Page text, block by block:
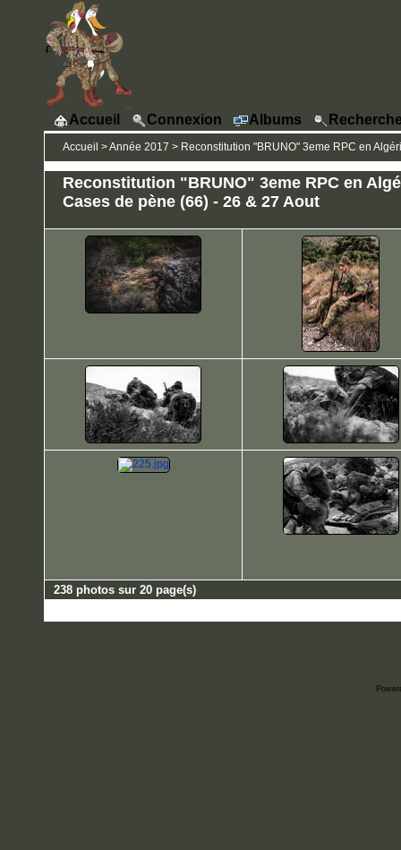
Accueil Connexion Albums
Accueil >Année 2017 > Reconstitution "BRUNO" 3eme RPC en
Reconstitution "BRUNO" 3eme RPC en
Cases de pène (66) - 26 & 27 Aout
238 photos sur 20 page(s)